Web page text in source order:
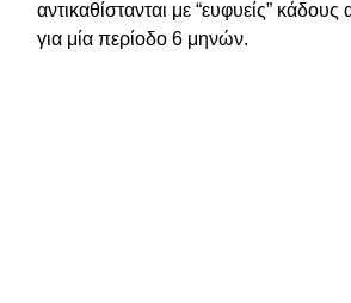
αντικαθίστανται με “ευφυείς”
για μία περίοδο 6 μηνών.